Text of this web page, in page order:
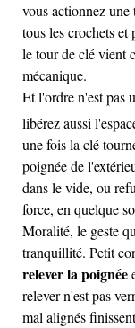
vous actionnez
tous les crochets et
le tour de clé vient
mécanique.
Et l'ordre n'est pas
libérez aussi
une fois la clé
poignée de
dans le vide, ou
force, en quelque
Moralité, le geste
tranquillité. Petit
relever la poignée
relever n'est pas
mal alignés